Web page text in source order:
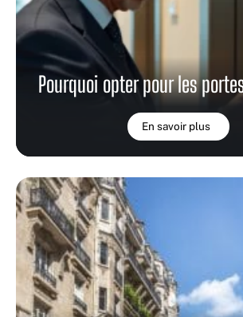
Pourquoi opter pour les
En savoir plus